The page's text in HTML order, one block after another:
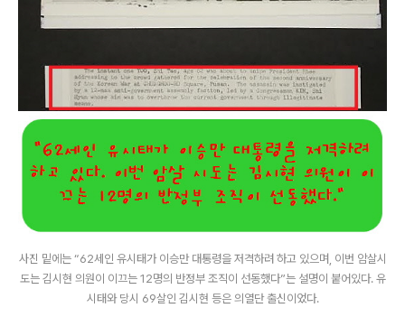
사진 밑에는 “62세인 유시태가 이승만 대통령을 저격하려 하고 있으며, 이번 암살시
도는 김시현 의원이 이끄는 12명의 반정부 조직이 선동했다”는 설명이 붙어있다. 유
시태와 당시 69살인 김시현 등은 의열단 출신이었다.